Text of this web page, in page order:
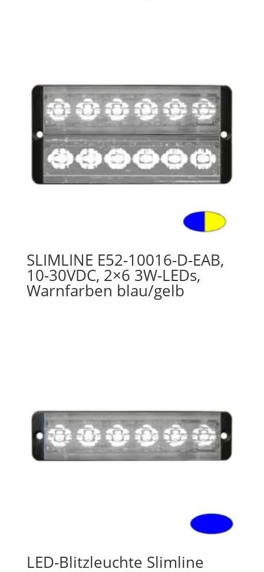
SLIMLINE E52-10016-D-EAB,
10-30VDC, 2×6 3W-LEDs,
Warnfarben blau/gelb
LED-Blitzleuchte Slimline